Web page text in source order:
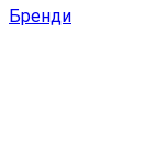
Бренди